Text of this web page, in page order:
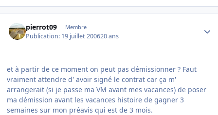
pierrot09 Membre
Publication: 19 juillet 200620 ans
et à partir de ce moment on peut pas démissionner ? Faut
vraiment attendre d' avoir signé le contrat car ça m'
arrangerait (si je passe ma VM avant mes vacances) de poser
ma démission avant les vacances histoire de gagner 3
semaines sur mon préavis qui est de 3 mois.